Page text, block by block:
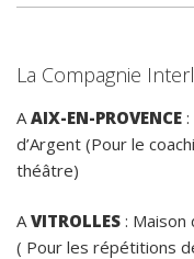
La Compagnie
A AIX-EN-PROVENCE
d’Argent (Pour le
théâtre)
AVITROLLES : Maison
( Pour les répétitions